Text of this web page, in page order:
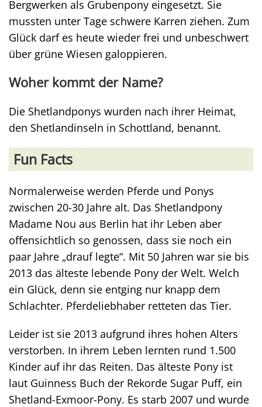
Bergwerken als Grubenpony eingesetzt. Sie
mussten unter Tage schwere Karren ziehen. Zum
Glück darf es heute wieder frei und unbeschwert
über grüne Wiesen galoppieren.
Woher kommt der Name?
Die Shetlandponys wurden nach ihrer Heimat,
den Shetlandinseln in Schottland, benannt.
Fun Facts
Normalerweise werden Pferde und Ponys
zwischen 20-30 Jahre alt. Das Shetlandpony
Madame Nou aus Berlin hat ihr Leben aber
offensichtlich so genossen, dass sie noch ein
paar Jahre „drauf legte“. Mit 50 Jahren war sie bis
2013 das älteste lebende Pony der Welt. Welch
ein Glück, denn sie entging nur knapp dem
Schlachter. Pferdeliebhaber retteten das Tier.
Leider ist sie 2013 aufgrund ihres hohen Alters
verstorben. In ihrem Leben lernten rund 1.500
Kinder auf ihr das Reiten. Das älteste Pony ist
laut Guinness Buch der Rekorde Sugar Puff, ein
Shetland-Exmoor-Pony. Es starb 2007 und wurde